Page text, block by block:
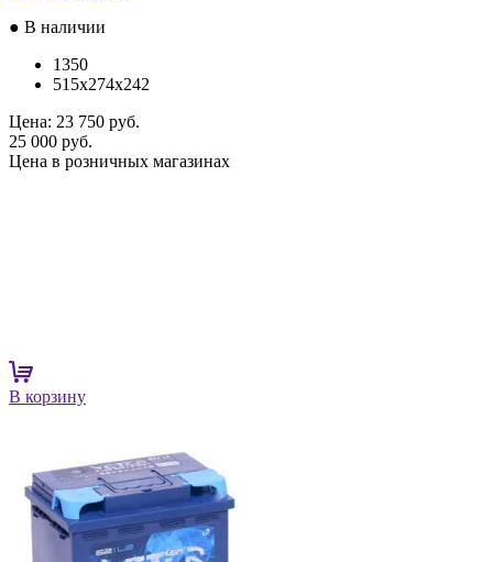
● В наличии
1350
515x274x242
Цена: 23 750 руб.
25 000 руб.
Цена в розничных магазинах
В корзину